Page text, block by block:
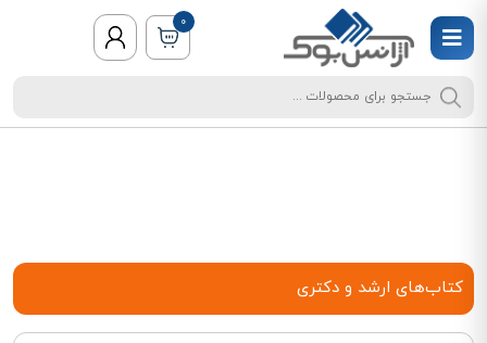
0
کتاب‌های ارشد و دکتری